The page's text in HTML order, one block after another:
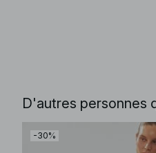
D'autres personnes
-30%